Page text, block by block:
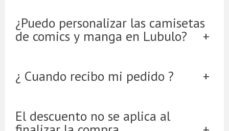
¿Puedo personalizar las camisetas
de comics y manga en Lubulo?
¿ Cuando recibo mi pedido ?
El descuento no se aplica al